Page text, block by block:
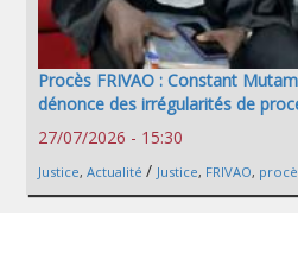
Procès FRIVAO : Constant
dénonce des irrégularités de
27/07/2026 - 15:30
Justice, Actualité / Justice, FRIVAO,